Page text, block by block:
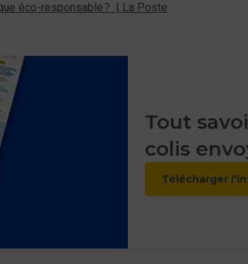
éco-responsable ? | La Poste
Tout
colis
Télécharger